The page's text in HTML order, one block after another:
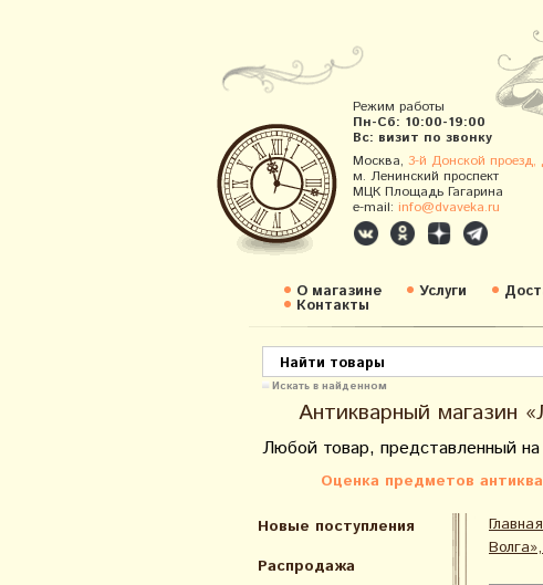
Режим работы
Пн-Сб: 10:00-19:00
Вс: визит по звонку
Москва, 3-й Донской проезд,
м. Ленинский проспект
МЦК Площадь Гагарина
e-mail: info@dvaveka.ru
О магазине Услуги
Контакты
Искать в найденном
Антикварный магазин
Любой товар, представленный
Оценка предметов
Новые поступления
Распродажа
Главная